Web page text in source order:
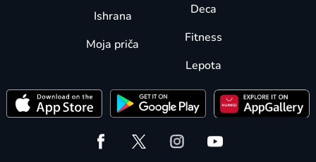
Ishrana
Moja priča
Deca
Fitness
Lepota